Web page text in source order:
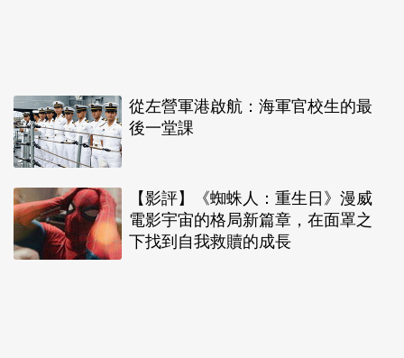
從左營軍港啟航：海軍官校生的最
後一堂課
【影評】《蜘蛛人：重生日》漫威
電影宇宙的格局新篇章，在面罩之
下找到自我救贖的成長